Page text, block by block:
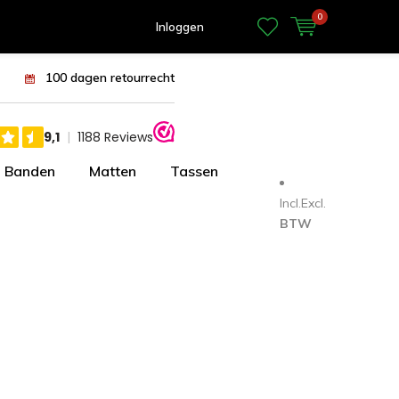
Inloggen
0
100 dagen retourrecht
Banden Matten Tassen
Incl.Excl.
BTW